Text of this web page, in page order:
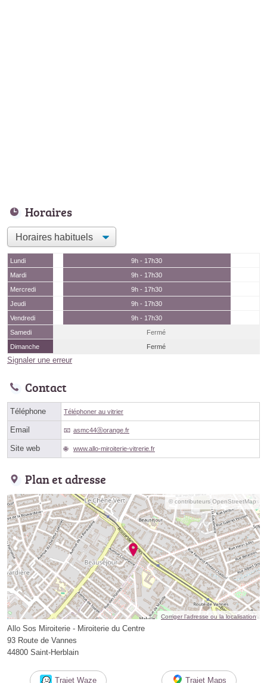
Horaires
Lundi
9h - 17h30
Mardi
9h - 17h30
Mercredi
9h - 17h30
Jeudi
9h - 17h30
Vendredi
9h - 17h30
Samedi
Fermé
Dimanche
Fermé
Signaler une erreur
Contact
Téléphone Téléphoner au vitrier
Email asmc44ⓐorange.fr
Site web www.allo-miroiterie-vitrerie.fr
Plan et adresse
© contributeurs OpenStreetMap
Corriger l’adresse ou la localisation
Allo Sos Miroiterie - Miroiterie du Centre
93 Route de Vannes
44800 Saint-Herblain
Trajet Waze Trajet Maps